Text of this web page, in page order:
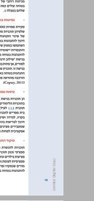
2. מאפיינים של תוכניות מוצלחות להכשרת מורים בנושא חינוך להתנהגות בטוחה ... 18